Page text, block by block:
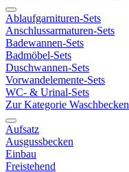
Ablaufgarnituren-Sets
Anschlussarmaturen-Sets
Badewannen-Sets
Badmöbel-Sets
Duschwannen-Sets
Vorwandelemente-Sets
WC- & Urinal-Sets
Zur Kategorie Waschbecken
Aufsatz
Ausgussbecken
Einbau
Freistehend